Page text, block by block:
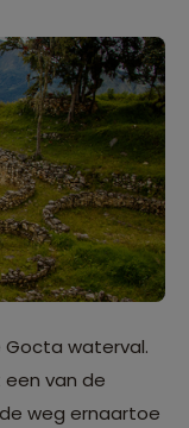
Gocta waterval.
van de
weg ernaartoe